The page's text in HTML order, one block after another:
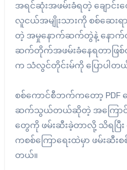
အရင်ဆုံးအဖမ်းခံရတဲ့ ချောင်း
လူငယ်အမျိုးသားကို စစ်ဆေးရ
တဲ့ အမှုနောက်ဆက်တွဲနဲ့ နော
ဆက်တိုက်အဖမ်းခံနေရတာဖြ
က သံလွင်တိုင်းမ်ကို ပြောပါတ
စစ်ကောင်စီဘက်ကတော့ PDF
ဆက်သွယ်တယ်ဆိုတဲ့ အကြောင်း
တွေကို ဖမ်းဆီးခဲ့တာလို့ သိရပြီ
ကစစ်ကြောရေးထဲမှာ ဖမ်းဆီ
တယ်။